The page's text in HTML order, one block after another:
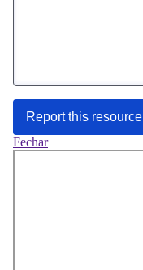
Report this resource
Fechar